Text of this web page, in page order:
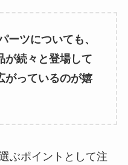
ーツについても、
が続々と登場して
がっているのが嬉
ぶポイントとして注